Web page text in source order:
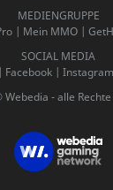
MEDIENGRUPPE
| Mein MMO |
SOCIAL MEDIA
| Facebook | Instagram
- alle